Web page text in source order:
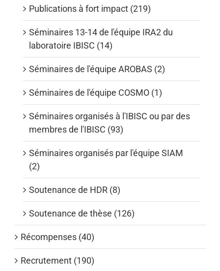
Publications à fort impact (219)
Séminaires 13-14 de l'équipe IRA2 du
laboratoire IBISC (14)
Séminaires de l'équipe AROBAS (2)
Séminaires de l'équipe COSMO (1)
Séminaires organisés à l'IBISC ou par des
membres de l'IBISC (93)
Séminaires organisés par l'équipe SIAM
(2)
Soutenance de HDR (8)
Soutenance de thèse (126)
Récompenses (40)
Recrutement (190)